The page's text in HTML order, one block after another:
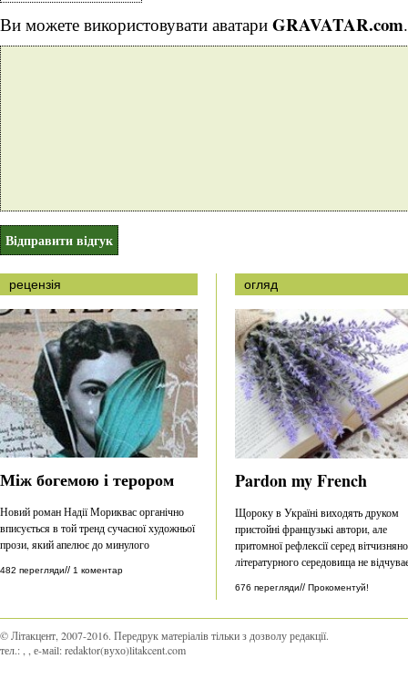
Ви можете використовувати аватари GRAVATAR.com.
рецензія
Між богемою і терором
Новий роман Надії Мориквас органічно
вписується в той тренд сучасної художньої
прози, який апелює до минулого
482 перегляди// 1 коментар
огляд
Pardon my French
Щороку в Україні виходять друком
пристойні французькі автори, але
притомної рефлексії серед
літературного середовища не
676 перегляди// Прокоментуй!
© Літакцент, 2007-2016. Передрук матеріалів тільки з дозволу редакції.
тел.:
, е-маіl:redaktor(вухо)litakcent.com